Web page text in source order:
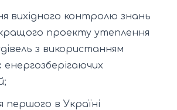
вихідного контролю знань
проекту утеплення
з використанням
енергозберігаючих
першого в Україні